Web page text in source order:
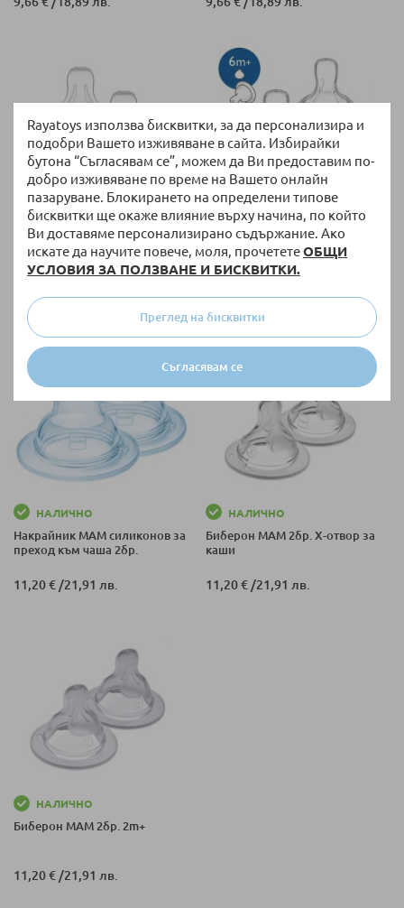
Rayatoys използва бисквитки, за да персонализира и
подобри Вашето изживяване в сайта. Избирайки
бутона “Съгласявам се”, можем да Ви предоставим по-
добро изживяване по време на Вашето онлайн
пазаруване. Блокирането на определени типове
бисквитки ще окаже влияние върху начина, по който
Ви доставяме персонализирано съдържание. Ако
искате да научите повече, моля, прочететеОБЩИ
УСЛОВИЯ ЗА ПОЛЗВАНЕ И БИСКВИТКИ.
Съгласявам се
Преглед на бисквитки
НАЛИЧНО
Биберони MAM Етап 0 за
недоносени бебета, 2 бр.,
MAM-FED10-N
НАЛИЧНО
Биберон за гъсти храни
Philips AVENT Classic+ Anti-
colic 6м+, 2 бр.
НАЛИЧНО
Накрайник MAM силиконов за
преход към чаша 2бр.
11,20 € /21,91 лв.
НАЛИЧНО
Биберон MAM 2бр. X-отвор за
каши
11,20 € /21,91 лв.
НАЛИЧНО
Биберон MAM 2бр. 2m+
11,20 €/21,91 лв.